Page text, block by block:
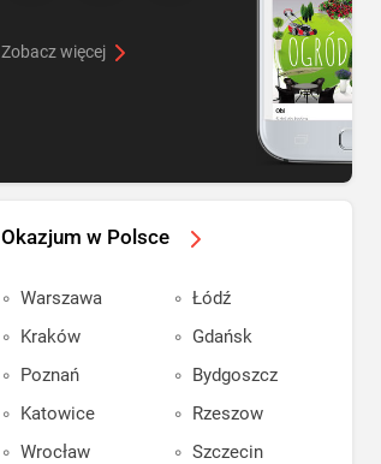
Zobacz więcej
Okazjum w Polsce
Warszawa
Kraków
Poznań
Katowice
Wrocław
Łódź
Gdańsk
Bydgoszcz
Rzeszow
Szczecin